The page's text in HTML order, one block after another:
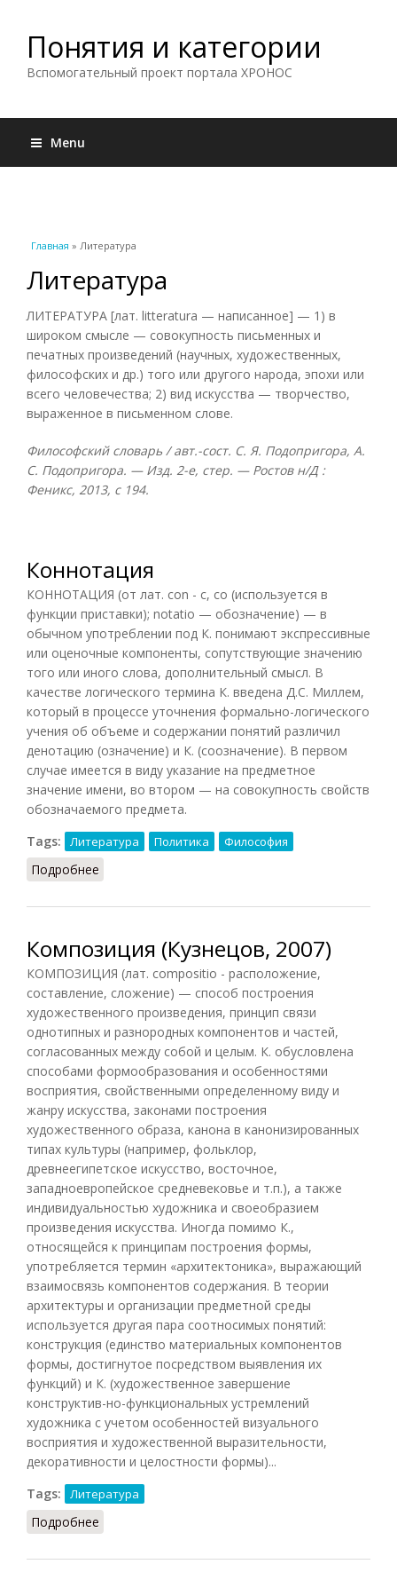
Понятия и категории
Вспомогательный проект портала ХРОНОС
Menu
Вы здесь
Главная » Литература
Литература
ЛИТЕРАТУРА [лат. litteratura — написанное] — 1) в
широком смысле — совокупность письменных и
печатных произведений (научных, художественных,
философских и др.) того или другого народа, эпохи или
всего человечества; 2) вид искусства — творчество,
выраженное в письменном слове.
Философский словарь / авт.-сост. С. Я. Подопригора, А.
С. Подопригора. — Изд. 2-е, стер. — Ростов н/Д :
Феникс, 2013, с 194.
Коннотация
КОННОТАЦИЯ (от лат. con - с, со (используется в
функции приставки); notatio — обозначение) — в
обычном употреблении под К. понимают экспрессивные
или оценочные компоненты, сопутствующие значению
того или иного слова, дополнительный смысл. В
качестве логического термина К. введена Д.С. Миллем,
который в процессе уточнения формально-логического
учения об объеме и содержании понятий различил
денотацию (означение) и К. (соозначение). В первом
случае имеется в виду указание на предметное
значение имени, во втором — на совокупность свойств
обозначаемого предмета.
Tags:
Литература Политика Философия
Подробнее
Композиция (Кузнецов, 2007)
КОМПОЗИЦИЯ (лат. compositio - расположение,
составление, сложение) — способ построения
художественного произведения, принцип связи
однотипных и разнородных компонентов и частей,
согласованных между собой и целым. К. обусловлена
способами формообразования и особенностями
восприятия, свойственными определенному виду и
жанру искусства, законами построения
художественного образа, канона в канонизированных
типах культуры (например, фольклор,
древнеегипетское искусство, восточное,
западноевропейское средневековье и т.п.), а также
индивидуальностью художника и своеобразием
произведения искусства. Иногда помимо К.,
относящейся к принципам построения формы,
употребляется термин «архитектоника», выражающий
взаимосвязь компонентов содержания. В теории
архитектуры и организации предметной среды
используется другая пара соотносимых понятий:
конструкция (единство материальных компонентов
формы, достигнутое посредством выявления их
функций) и К. (художественное завершение
конструктив-но-функциональных устремлений
художника с учетом особенностей визуального
восприятия и художественной выразительности,
декоративности и целостности формы)...
Tags:
Литература
Подробнее